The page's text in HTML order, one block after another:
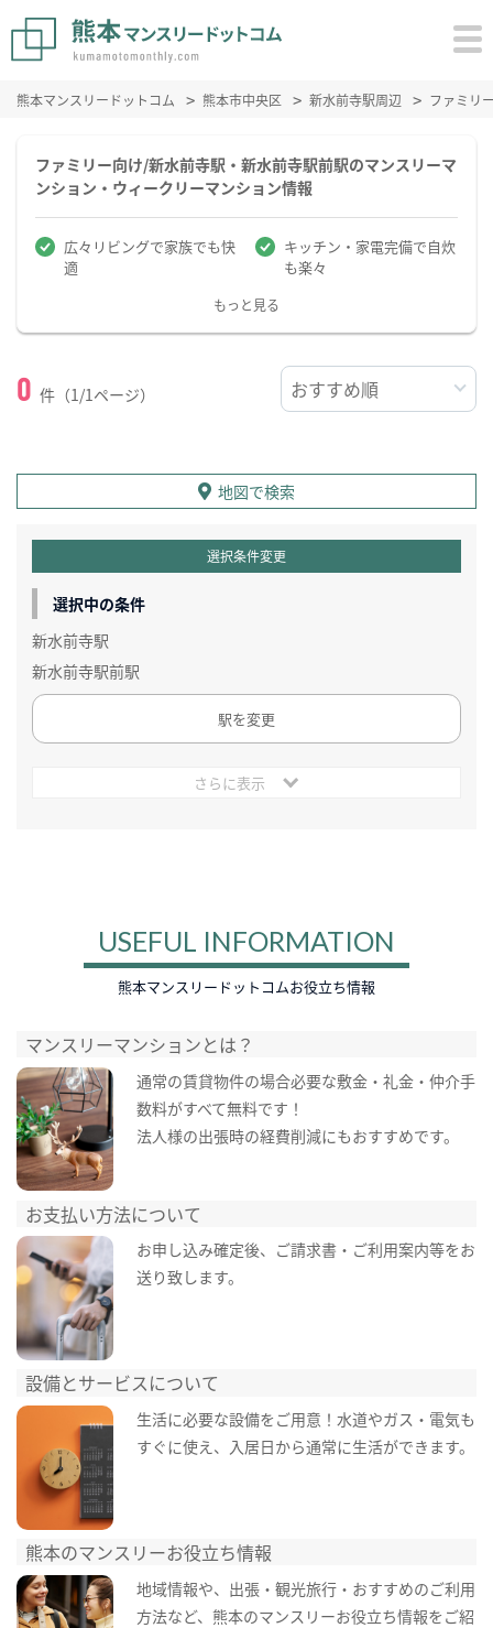
熊本マンスリードットコム 熊本市中央区 新水前寺駅周辺 ファミリ
ファミリー向け/新水前寺駅・新水前寺駅前駅のマンスリーマ
ンション・ウィークリーマンション情報
広々リビングで家族でも快
適
キッチン・家電完備で自炊
も楽々
もっと見る
0 件（1/1ページ）
地図で検索
選択条件変更
選択中の条件
新水前寺駅
新水前寺駅前駅
駅を変更
さらに表示
USEFUL INFORMATION
熊本マンスリードットコムお役立ち情報
マンスリーマンションとは？
通常の賃貸物件の場合必要な敷金・礼金・仲介手
数料がすべて無料です！
法人様の出張時の経費削減にもおすすめです。
お支払い方法について
お申し込み確定後、ご請求書・ご利用案内等をお
送り致します。
設備とサービスについて
生活に必要な設備をご用意！水道やガス・電気も
すぐに使え、入居日から通常に生活ができます。
熊本のマンスリーお役立ち情報
地域情報や、出張・観光旅行・おすすめのご利用
方法など、熊本のマンスリーお役立ち情報をご紹